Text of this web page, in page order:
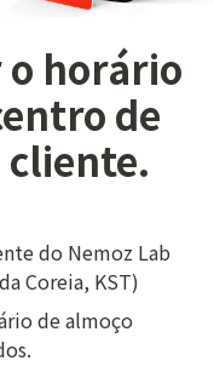
o horário
de
do Nemoz Lab
Coreia, KST)
de almoço